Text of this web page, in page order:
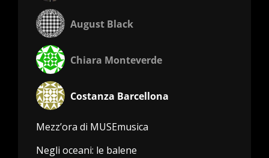
August Black
Chiara Monteverde
Costanza Barcellona
Mezz’ora di MUSEmusica
Negli oceani: le balene